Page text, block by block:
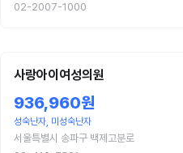
02-2007-1000
사랑아이여성의원
936,960원
성숙난자, 미성숙난자
서울특별시 송파구 백제고분로